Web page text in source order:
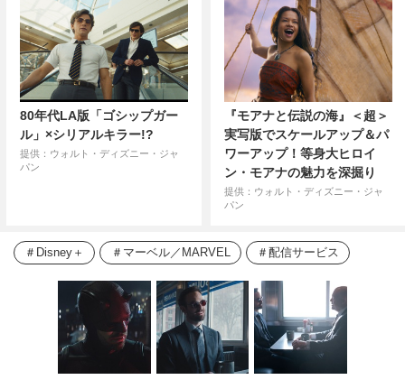
80年代LA版「ゴシップガー
ル」×シリアルキラー!?
提供：ウォルト・ディズニー・ジャ
パン
『モアナと伝説の海』＜超＞
実写版でスケールアップ＆パ
ワーアップ！等身大ヒロイ
ン・モアナの魅力を深掘り
提供：ウォルト・ディズニー・ジャ
パン
Disney＋ マーベル／MARVEL 配信サービス